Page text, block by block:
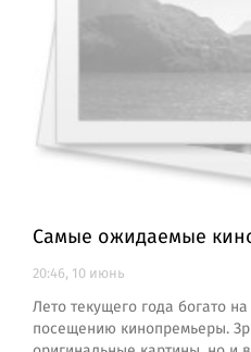
Самые ожидаемые
20:46, 10 июнь
Лето текущего года богато
посещению кинопремьеры.